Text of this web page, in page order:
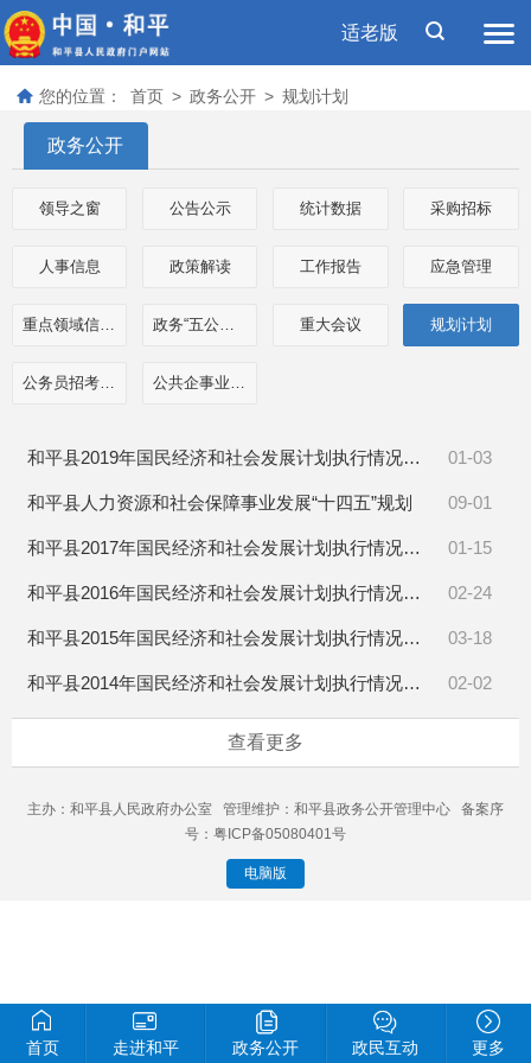
适老版
您的位置： 首页 > 政务公开 > 规划计划
政务公开
领导之窗 公告公示 统计数据 采购招标
人事信息 政策解读 工作报告 应急管理
重点领域信息公开 政务“五公开”专栏 重大会议 规划计划
01-03
和平县2019年国民经济和社会发展计划执行情况与2020年计划草案的报告
09-01
和平县人力资源和社会保障事业发展“十四五”规划
01-15
和平县2017年国民经济和社会发展计划执行情况与2018年计划草案的报告
02-24
和平县2016年国民经济和社会发展计划执行情况与2017年计划草案的报告
03-18
和平县2015年国民经济和社会发展计划执行情况与2016年计划草案的报告
02-02
和平县2014年国民经济和社会发展计划执行情况与2015年计划草案的报告
查看更多
主办：和平县人民政府办公室 管理维护：和平县政务公开管理中心 备案序
号：粤ICP备05080401号
电脑版
首页 走进和平 政务公开 政民互动 更多